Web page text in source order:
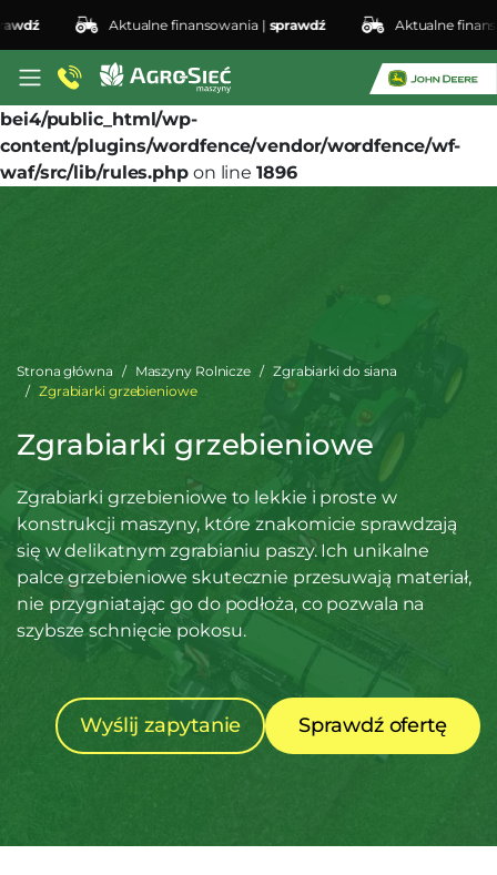
Deprecated
: preg_replace(): Passing null to parameter
#3 ($subject) of type array|string is deprecated in
/home/klient.dhosting.pl/lswis6155/agro-siec.pl-
bei4/public_html/wp-
content/plugins/wordfence/vendor/wordfence/wf-
waf/src/lib/rules.phpon line1896
Aktualne finansowania |sprawdź Aktualne
Strona główna Maszyny Rolnicze
Zgrabiarki do siana
Zgrabiarki grzebieniowe
Zgrabiarki grzebieniowe
Zgrabiarki grzebieniowe to lekkie i proste w
konstrukcji maszyny, które znakomicie sprawdzają
się w delikatnym zgrabianiu paszy. Ich unikalne
palce grzebieniowe skutecznie przesuwają materiał,
nie przygniatając go do podłoża, co pozwala na
szybsze schnięcie pokosu.
Wyślij zapytanie Sprawdź ofertę